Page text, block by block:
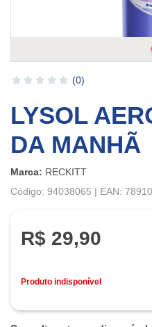
(0)
LYSOL
DA MANHÃ
Marca: RECKITT
Código: 94038065 | EAN:
R$ 29,90
Produto indisponível